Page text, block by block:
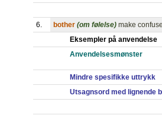
6. bother (om følelse) make
Eksempler på anvendelse
Anvendelsesmønster
Mindre spesifikke uttrykk
Utsagnsord med lignende